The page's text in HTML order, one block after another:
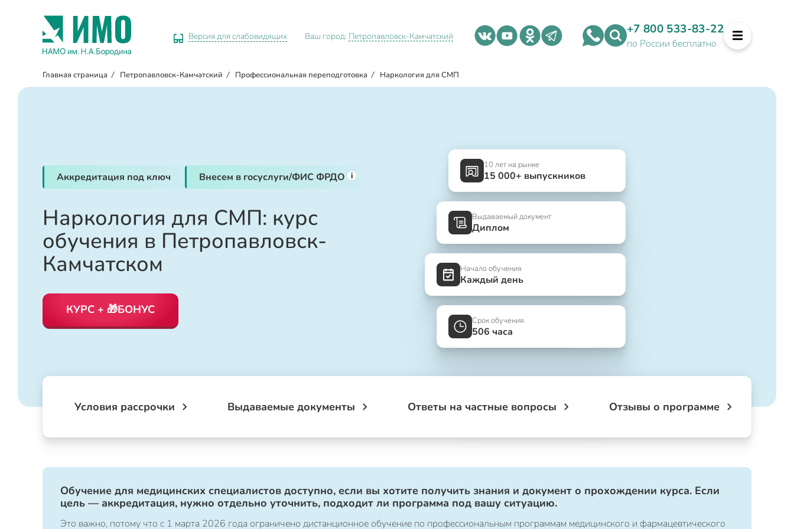
Версия для слабовидящих Ваш город: Петропавловск-Камчатский +7 800 533-83-22
по России бесплатно
Главная страница / Петропавловск-Камчатский / Профессиональная переподготовка / Наркология для СМП
Аккредитация под ключ Внесем в госуслуги/ФИС ФРДО i
Наркология для СМП: курс
обучения в Петропавловск-
Камчатском
КУРС + 🎁БОНУС
10 лет на рынке
15 000+ выпускников
Выдаваемый документ
Диплом
Начало обучения
Каждый день
Срок обучения
506 часа
Условия рассрочки Выдаваемые документы Ответы на частные вопросы Отзывы о программе
Обучение для медицинских специалистов доступно, если вы хотите получить знания и документ о прохождении курса. Если
цель — аккредитация, нужно отдельно уточнить, подходит ли программа под вашу ситуацию.
Это важно, потому что с 1 марта 2026 года ограничено дистанционное обучение по профессиональным программам медицинского и фармацевтического